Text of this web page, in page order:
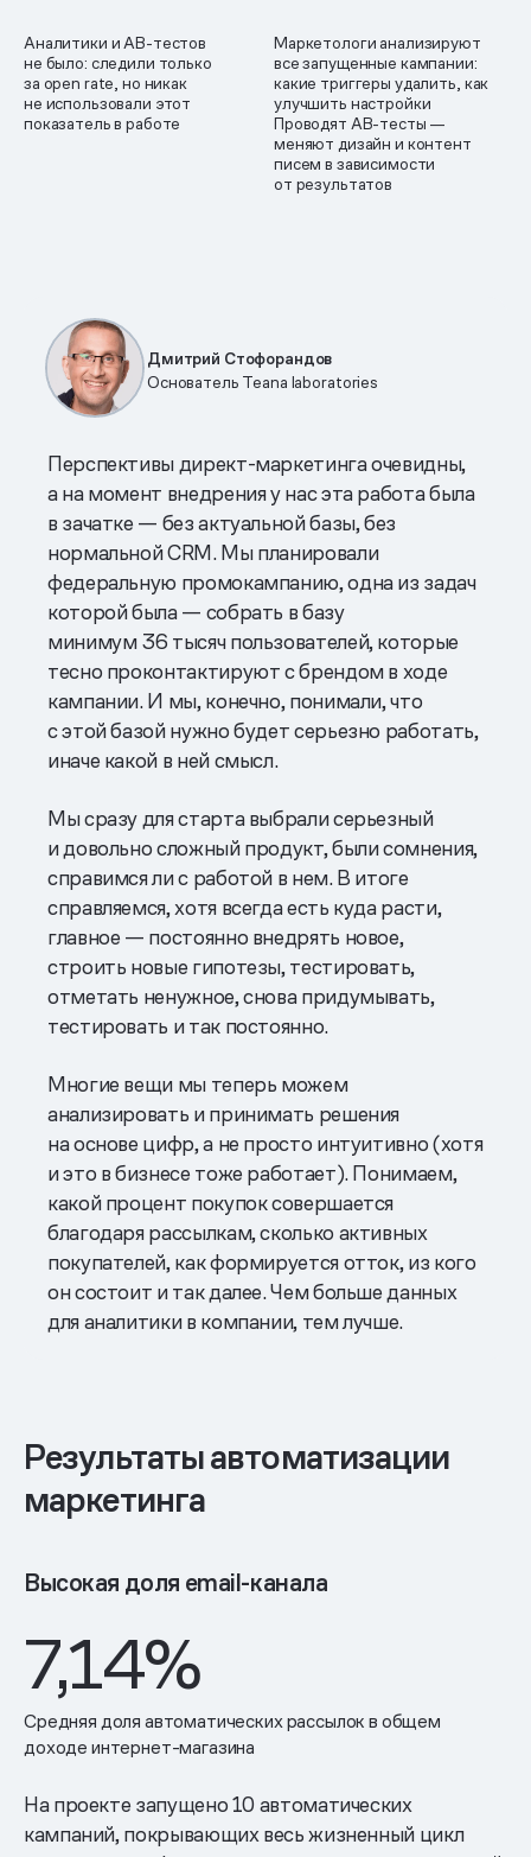
Аналитики и AB-тестов
не было: следили только
за open rate, но никак
не использовали этот
показатель в работе
Маркетологи анализируют
все запущенные кампании:
какие триггеры удалить, как
улучшить настройки
Проводят AB-тесты —
меняют дизайн и контент
писем в зависимости
от результатов
Дмитрий Стофорандов
Основатель Teana laboratories
Перспективы директ-маркетинга очевидны,
а на момент внедрения у нас эта работа была
в зачатке — без актуальной базы, без
нормальной CRM. Мы планировали
федеральную промокампанию, одна из задач
которой была — собрать в базу
минимум 36 тысяч пользователей, которые
тесно проконтактируют с брендом в ходе
кампании. И мы, конечно, понимали, что
с этой базой нужно будет серьезно работать,
иначе какой в ней смысл.
Мы сразу для старта выбрали серьезный
и довольно сложный продукт, были сомнения,
справимся ли с работой в нем. В итоге
справляемся, хотя всегда есть куда расти,
главное — постоянно внедрять новое,
строить новые гипотезы, тестировать,
отметать ненужное, снова придумывать,
тестировать и так постоянно.
Многие вещи мы теперь можем
анализировать и принимать решения
на основе цифр, а не просто интуитивно (хотя
и это в бизнесе тоже работает). Понимаем,
какой процент покупок совершается
благодаря рассылкам, сколько активных
покупателей, как формируется отток, из кого
он состоит и так далее. Чем больше данных
для аналитики в компании, тем лучше.
Результаты автоматизации
маркетинга
Высокая доля email-канала
7,14%
Средняя доля автоматических рассылок в общем
доходе интернет-магазина
На проекте запущено 10 автоматических
кампаний, покрывающих весь жизненный цикл